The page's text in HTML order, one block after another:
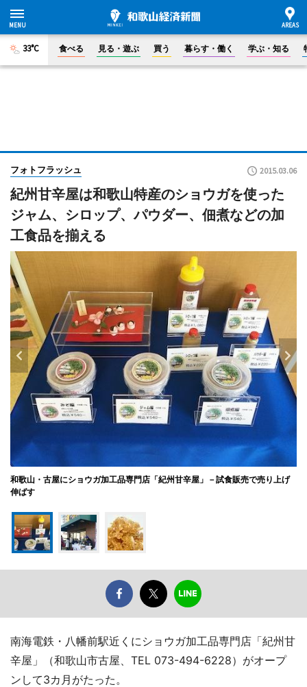
33°C 食べる 見る・遊ぶ 買う 暮らす・働く 学ぶ・知る
フォトフラッシュ 2015.03.06
紀州甘辛屋は和歌山特産のショウガを使った
ジャム、シロップ、パウダー、佃煮などの加
工食品を揃える
和歌山・古屋にショウガ加工品専門店「紀州甘辛屋」－試食販売で売り上げ
伸ばす
南海電鉄・八幡前駅近くにショウガ加工品専門店「紀州甘
辛屋」（和歌山市古屋、TEL 073-494-6228）がオープ
ンして3カ月がたった。